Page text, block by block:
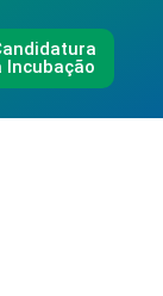
Incubação